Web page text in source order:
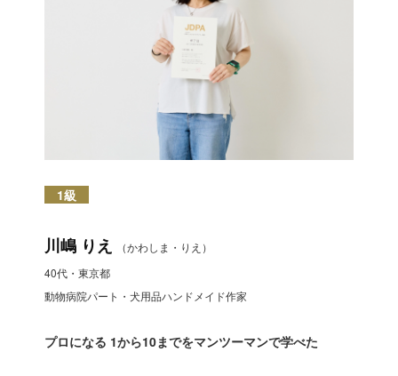
1級
川嶋 りえ
（かわしま・りえ）
40代・東京都
動物病院パート・犬用品ハンドメイド作家
プロになる 1から10までをマンツーマンで学べた